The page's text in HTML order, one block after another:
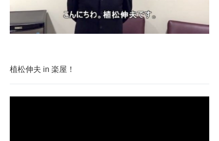
植松伸夫 in 楽屋！